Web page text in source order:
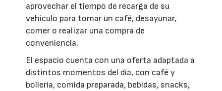
aprovechar el tiempo de recarga de su
vehículo para tomar un café, desayunar,
comer o realizar una compra de
conveniencia.
El espacio cuenta con una oferta adaptada a
distintos momentos del día, con café y
bollería, comida preparada, bebidas, snacks,